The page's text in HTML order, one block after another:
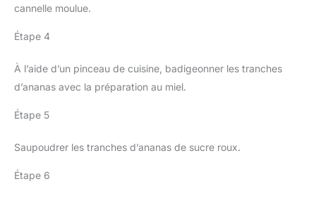
cannelle moulue.
Étape 4
À l’aide d’un pinceau de cuisine, badigeonner les tranches
d’ananas avec la préparation au miel.
Étape 5
Saupoudrer les tranches d’ananas de sucre roux.
Étape 6